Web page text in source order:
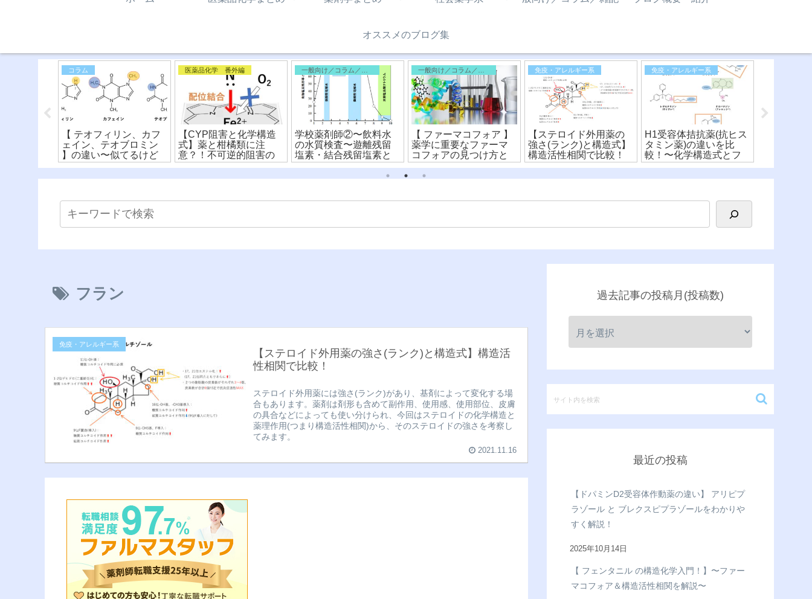
オススメのブログ集
コラム
【 テオフィリン、カフ
ェイン、テオブロミン
】の違い〜似てるけど
違う？！化学構造式の
医薬品化学 番外編
【CYP阻害と化学構造
式】薬と柑橘類に注
意？！不可逆的阻害の
メカニズムを解説！
学校薬剤師②〜飲料水
の水質検査〜遊離残留
塩素・結合残留塩素と
消費量・要求量
【 ファーマコフォア 】
薬学に重要なファーマ
コフォアの見つけ方と
化学構造式をわかりや
すく解説！
免疫・アレルギー系
【ステロイド外用薬の
強さ(ランク)と構造式】
構造活性相関で比較！
免疫・アレルギー系
H1受容体拮抗薬(抗ヒス
タミン薬)の違いを比
較！〜化学構造式とフ
ァーマコフォア〜(※有
フラン
免疫・アレルギー系
【ステロイド外用薬の強さ(ランク)と構造式】構造活
性相関で比較！
ステロイド外用薬には強さ(ランク)があり、基剤によって変化する場
合もあります。薬剤は剤形も含めて副作用、使用感、使用部位、皮膚
の具合などによっても使い分けられ、今回はステロイドの化学構造と
薬理作用(つまり構造活性相関)から、そのステロイドの強さを考察し
てみます。
2021.11.16
過去記事の投稿月(投稿数)
最近の投稿
【ドパミンD2受容体作動薬の違い】 アリピプ
ラゾール と ブレクスピプラゾールをわかりや
すく解説！
2025年10月14日
【 フェンタニル の構造化学入門！】〜ファー
マコフォア＆構造活性相関を解説〜